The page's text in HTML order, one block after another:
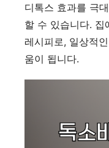
디톡스 효과를 극
할 수 있습니다. 집
레시피로, 일상적
움이 됩니다.